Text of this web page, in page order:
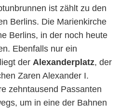
ist zählt zu den
Berlins. Die Marienkirche
Berlins, in der noch heute
Ebenfalls nur ein
der Alexanderplatz, der
Zaren Alexander I.
zehntausend Passanten
um in eine der Bahnen